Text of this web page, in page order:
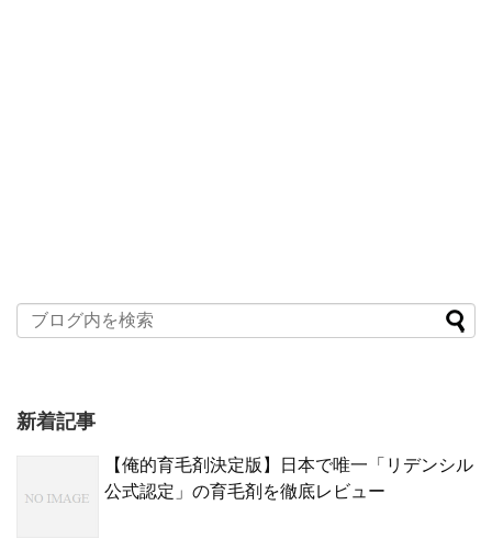
新着記事
【俺的育毛剤決定版】日本で唯一「リデンシル
公式認定」の育毛剤を徹底レビュー